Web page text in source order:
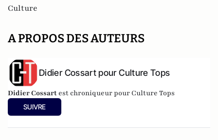
Culture
A PROPOS DES AUTEURS
Didier Cossart pour Culture Tops
Didier Cossart est chroniqueur pour Culture Tops
SUIVRE